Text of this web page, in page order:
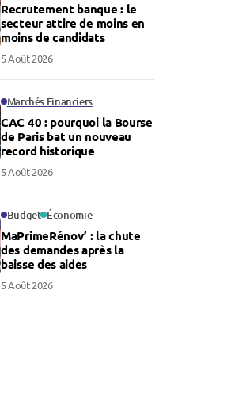
Recrutement banque : le
secteur attire de moins en
moins de candidats
5 Août 2026
Marchés Financiers
CAC 40 : pourquoi la Bourse
de Paris bat un nouveau
record historique
5 Août 2026
Budget Économie
MaPrimeRénov’ : la chute
des demandes après la
baisse des aides
5 Août 2026